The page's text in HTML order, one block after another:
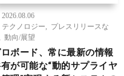
2026.08.06
テクノロジー
プレスリリースな
動向/展望
ボード、常に最新の情報
が可能な“動的サプライヤ